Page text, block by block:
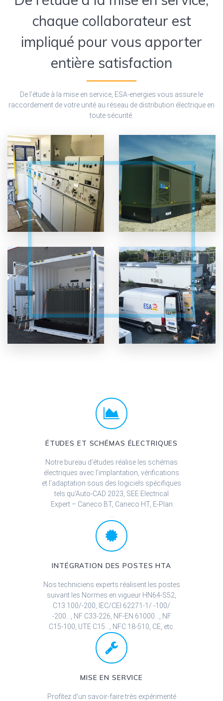
chaque collaborateur est
impliqué pour vous apporter
entière satisfaction
De l’étude à la mise en service, ESA-energies vous assure le
raccordement de votre unité au réseau de distribution électrique en
toute sécurité.
ÉTUDES ET SCHÉMAS ÉLECTRIQUES
Notre bureau d’études réalise les schémas
électriques avec l’implantation, vérifications
et l’adaptation sous des logiciels spécifiques
tels qu’Auto-CAD 2023, SEE Electrical
Expert – Caneco BT, Caneco HT, E-Plan
INTÉGRATION DES POSTES HTA
Nos techniciens experts réalisent les postes
suivant les Normes en vigueur HN64-S52,
C13.100/-200, IEC/CEI 62271-1/ -100/
-200…, NF C33-226, NF-EN 61000…, NF
C15-100, UTE C15…, NFC 18-510, CE, etc.
MISE EN SERVICE
Profitez d’un savoir-faire très expérimenté